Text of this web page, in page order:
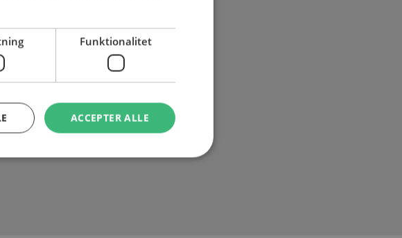
startede, vidste hun
sig meget mere
Vi vil rigtig gerne
dygtig og effektiv, og
fortæller hun.
Funktionalitet
ACCEPTER ALLE